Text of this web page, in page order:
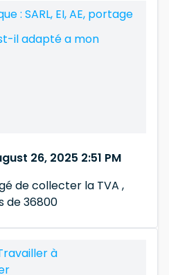
: SARL, EI, AE, portage
il adapté a mon
26, 2025 2:51 PM
de collecter la TVA ,
de 36800
à